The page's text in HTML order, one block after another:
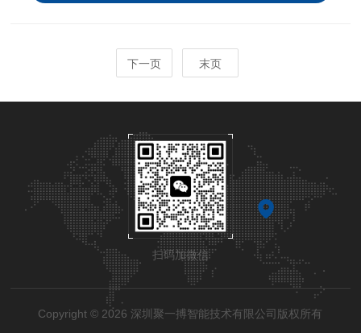
下一页 末页
扫码加微信
Copyright © 2026 深圳聚一搏智能技术有限公司版权所有